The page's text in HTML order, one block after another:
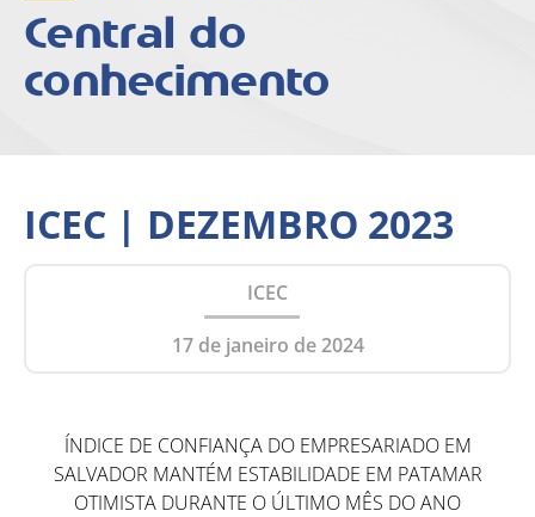
Central do
conhecimento
ICEC | DEZEMBRO 2023
ICEC
17 de janeiro de 2024
ÍNDICE DE CONFIANÇA DO EMPRESARIADO EM
SALVADOR MANTÉM ESTABILIDADE EM PATAMAR
OTIMISTA DURANTE O ÚLTIMO MÊS DO ANO